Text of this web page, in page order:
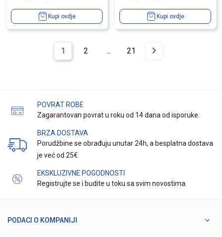
Kupi ovdje Kupi ovdje
1 2 ... 21
POVRAT ROBE
Zagarantovan povrat u roku od 14 dana od isporuke.
BRZA DOSTAVA
Porudžbine se obrađuju unutar 24h, a besplatna dostava
je već od 25€.
EKSKLUZIVNE POGODNOSTI
Registrujte se i budite u toku sa svim novostima.
PODACI O KOMPANIJI